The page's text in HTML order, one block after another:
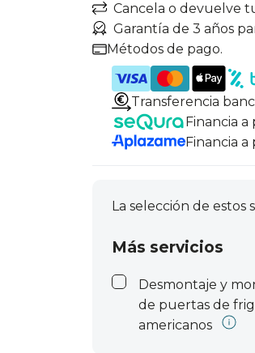
Cancela o devuelve
Garantía de 3 años
Métodos de pago.
Transferencia
Financia a
Financia a
La selección de estos
Más servicios
Desmontaje y
de puertas de
americanos